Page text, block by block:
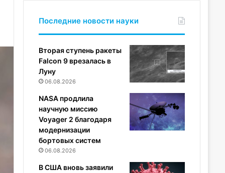
Последние новости науки
Вторая ступень ракеты
Falcon 9 врезалась в
Луну
06.08.2026
NASA продлила
научную миссию
Voyager 2 благодаря
модернизации
бортовых систем
06.08.2026
В США вновь заявили